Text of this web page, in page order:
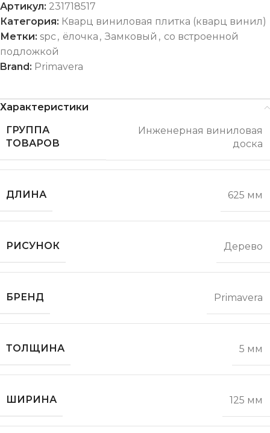
Артикул: 231718517
Категория: Кварц виниловая плитка (кварц винил)
Метки: spc, ёлочка , Замковый , со встроенной
подложкой
Brand: Primavera
Характеристики
ГРУППА
ТОВАРОВ
Инженерная виниловая
доска
ДЛИНА 625 мм
РИСУНОК Дерево
БРЕНД Primavera
ТОЛЩИНА 5 мм
ШИРИНА 125 мм